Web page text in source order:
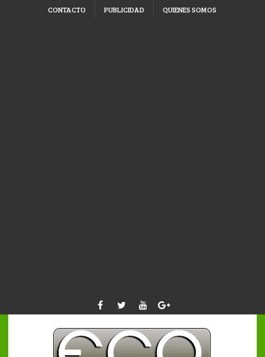
CONTACTO PUBLICIDAD QUIENES SOMOS